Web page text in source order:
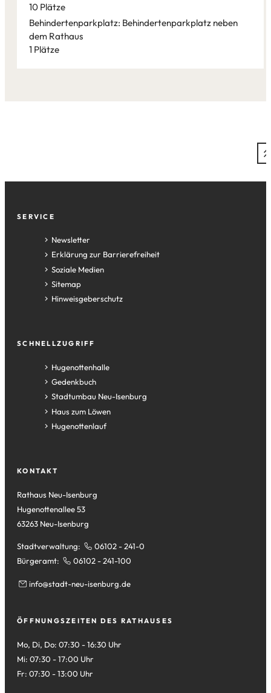
Leaflet|©
10 Plätze
Behindertenparkplatz: Behindertenparkplatz neben
dem Rathaus
1 Plätze
Fußzeile
SERVICE
Newsletter
Erklärung zur Barrierefreiheit
Soziale Medien
Sitemap
Hinweisgeberschutz
SCHNELLZUGRIFF
Hugenottenhalle
(Öffnet
in
einem
neuen
Tab)
Gedenkbuch
(Öffnet
in
einem
neuen
Stadtumbau Neu-Isenburg
(Öffnet
in
einem
Haus zum Löwen
(Öffnet
in
Tab)
Hugenottenlauf
(Öffnet
neuen
KONTAKT
Rathaus Neu-Isenburg
Hugenottenallee 53
63263 Neu-Isenburg
Stadtverwaltung:
06102 - 241-0
Bürgeramt:
06102 - 241-100
info stadt-neu-isenburg de
ÖFFNUNGSZEITEN DES RATHAUSES
Mo, Di, Do: 07:30 - 16:30 Uhr
Mi: 07:30 - 17:00 Uhr
Fr: 07:30 - 13:00 Uhr